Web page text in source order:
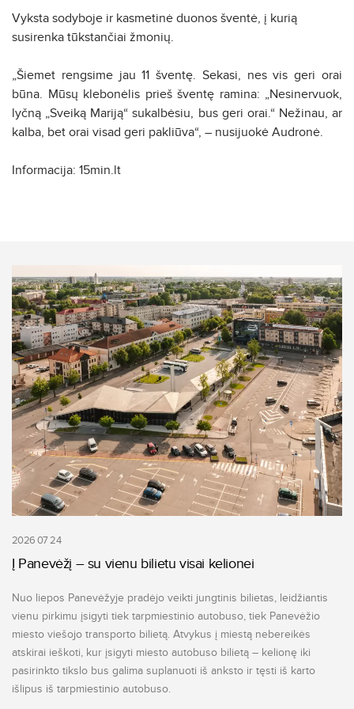
Vyksta sodyboje ir kasmetinė duonos šventė, į kurią
susirenka tūkstančiai žmonių.
„Šiemet rengsime jau 11 šventę. Sekasi, nes vis geri orai
būna. Mūsų klebonėlis prieš šventę ramina: „Nesinervuok,
lyčną „Sveiką Mariją“ sukalbėsiu, bus geri orai.“ Nežinau, ar
kalba, bet orai visad geri pakliūva“, – nusijuokė Audronė.
Informacija: 15min.lt
2026 07 24
Į Panevėžį – su vienu bilietu visai kelionei
Nuo liepos Panevėžyje pradėjo veikti jungtinis bilietas, leidžiantis
vienu pirkimu įsigyti tiek tarpmiestinio autobuso, tiek Panevėžio
miesto viešojo transporto bilietą. Atvykus į miestą nebereikės
atskirai ieškoti, kur įsigyti miesto autobuso bilietą – kelionę iki
pasirinkto tikslo bus galima suplanuoti iš anksto ir tęsti iš karto
išlipus iš tarpmiestinio autobuso.